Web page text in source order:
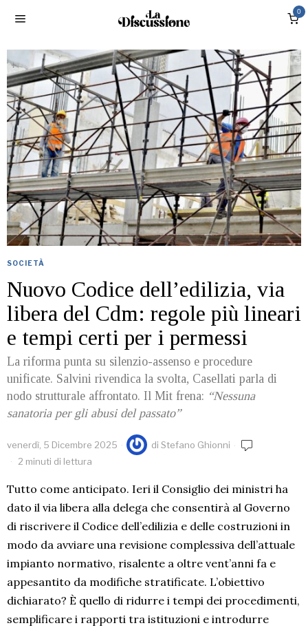
0
SOCIETÀ
Nuovo Codice dell’edilizia, via
libera del Cdm: regole più lineari
e tempi certi per i permessi
La riforma punta su silenzio-assenso e procedure
unificate. Salvini rivendica la svolta, Casellati parla di
nodo strutturale affrontato. Il Mit frena: “Nessuna
sanatoria per gli abusi del passato”
venerdì, 5 Dicembre 2025 di Stefano Ghionni
2 minuti di lettura
Tutto come anticipato. Ieri il Consiglio dei ministri ha
dato il via libera alla delega che consentirà al Governo
di riscrivere il Codice dell’edilizia e delle costruzioni in
modo da avviare una revisione complessiva dell’attuale
impianto normativo, risalente a oltre vent’anni fa e
appesantito da modifiche stratificate. L’obiettivo
dichiarato? È quello di ridurre i tempi dei procedimenti,
semplificare i rapporti tra istituzioni e introdurre